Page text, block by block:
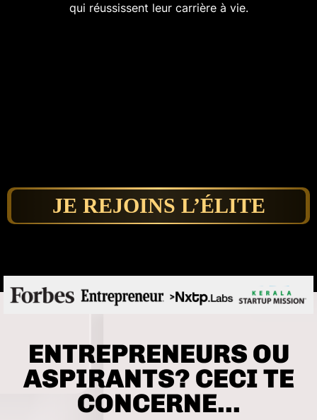
qui réussissent leur carrière à vie.
JE REJOINS L’ÉLITE
ENTREPRENEURS OU
ASPIRANTS? CECI TE
CONCERNE...